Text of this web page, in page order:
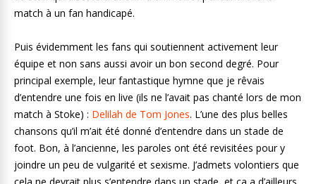
match à un fan handicapé.
Puis évidemment les fans qui soutiennent activement leur
équipe et non sans aussi avoir un bon second degré. Pour
principal exemple, leur fantastique hymne que je rêvais
d’entendre une fois en live (ils ne l’avait pas chanté lors de mon
match à Stoke) : Delilah de Tom Jones. L’une des plus belles
chansons qu’il m’ait été donné d’entendre dans un stade de
foot. Bon, à l’ancienne, les paroles ont été revisitées pour y
joindre un peu de vulgarité et sexisme. J’admets volontiers que